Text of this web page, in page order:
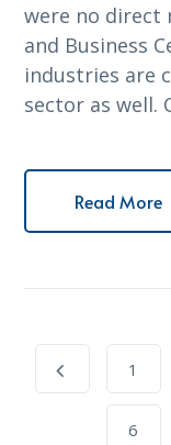
were no direct
and Business
industries are
sector as well.
Read More
1
6